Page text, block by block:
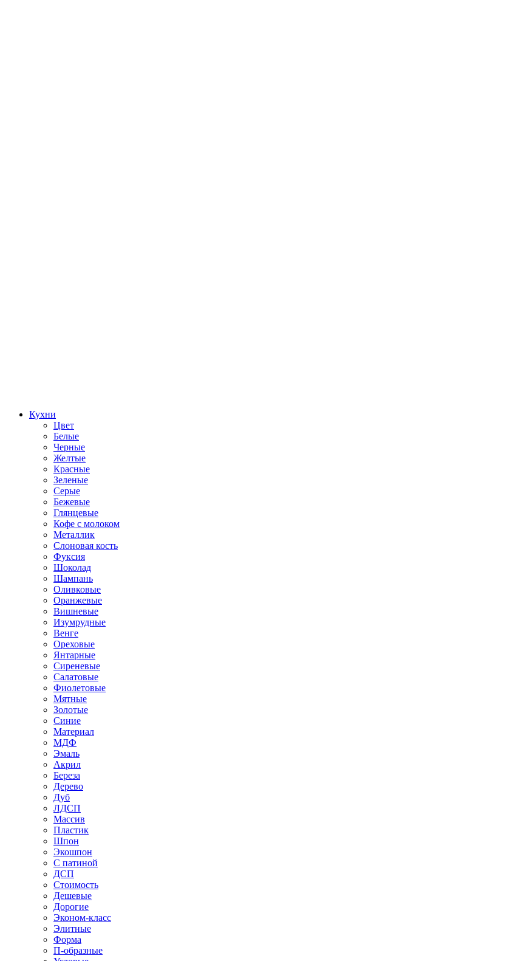
Кухни
Цвет
Белые
Черные
Желтые
Красные
Зеленые
Серые
Бежевые
Глянцевые
Кофе с молоком
Металлик
Слоновая кость
Фуксия
Шоколад
Шампань
Оливковые
Оранжевые
Вишневые
Изумрудные
Венге
Ореховые
Янтарные
Сиреневые
Салатовые
Фиолетовые
Мятные
Золотые
Синие
Материал
МДФ
Эмаль
Акрил
Береза
Дерево
Дуб
ЛДСП
Массив
Пластик
Шпон
Экошпон
С патиной
ДСП
Стоимость
Дешевые
Дорогие
Эконом-класс
Элитные
Форма
П-образные